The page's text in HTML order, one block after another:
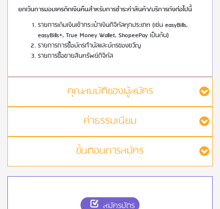
ยกเว้นการมอบเครติดเงินคืนสำหรับการชำระค่าสินค้า/บริการดังต่อไปนี้
รายการเติมเงินเข้ากระเป๋าเงินดิจิทัลทุกประเภท (เช่น easyBills,
easyBills+, True Money Wallet, ShopeePay เป็นต้น)
รายการการซื้อบัตรกำนัลและบัตรของขวัญ
รายการซื้อขายสินทรัพย์ดิจิทัล
คุณสมบัติของผู้สมัคร
ค่าธรรมเนียม
ขั้นตอนการสมัคร
สมัครบัตร